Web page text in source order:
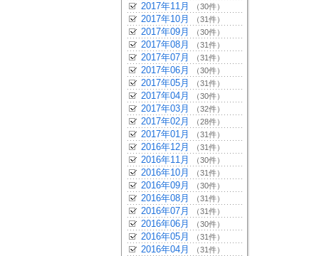
2017年11月 （30件）
2017年10月 （31件）
2017年09月 （30件）
2017年08月 （31件）
2017年07月 （31件）
2017年06月 （30件）
2017年05月 （31件）
2017年04月 （30件）
2017年03月 （32件）
2017年02月 （28件）
2017年01月 （31件）
2016年12月 （31件）
2016年11月 （30件）
2016年10月 （31件）
2016年09月 （30件）
2016年08月 （31件）
2016年07月 （31件）
2016年06月 （30件）
2016年05月 （31件）
2016年04月 （31件）